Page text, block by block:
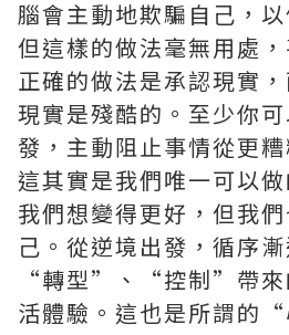
腦會主動地欺騙自己，
但這樣的做法毫無用處
正確的做法是承認現實
現實是殘酷的。至少你
發，主動阻止事情從更
這其實是我們唯一可以做
我們想變得更好，但我
己。從逆境出發，循序
“轉型”、“控制”帶來
活體驗。這也是所謂的